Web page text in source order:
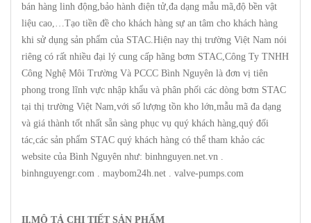
bán hàng linh động,bảo hành điện tử,đa dạng mẫu mã,độ bền vật
liệu cao,…Tạo tiền đề cho khách hàng sự an tâm cho khách hàng
khi sử dụng sản phẩm của STAC.Hiện nay thị trường Việt Nam nói
riêng có rất nhiều đại lý cung cấp hãng bơm STAC,Công Ty TNHH
Công Nghệ Môi Trường Và PCCC Bình Nguyên là đơn vị tiên
phong trong lĩnh vực nhập khẩu và phân phối các dòng bơm STAC
tại thị trường Việt Nam,với số lượng tồn kho lớn,mẫu mã đa dạng
và giá thành tốt nhất sẵn sàng phục vụ quý khách hàng,quý đối
tác,các sản phẩm STAC quý khách hàng có thể tham khảo các
website của Bình Nguyên như: binhnguyen.net.vn .
binhnguyengr.com . maybom24h.net . valve-pumps.com
II.MÔ TẢ CHI TIẾT SẢN PHẨM